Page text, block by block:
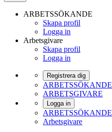
ARBETSSÖKANDE
Skapa profil
Logga in
Arbetsgivare
Skapa profil
Logga in
Registrera dig
ARBETSSÖKANDE
ARBETSGIVARE
Logga in
ARBETSSÖKANDE
Arbetsgivare